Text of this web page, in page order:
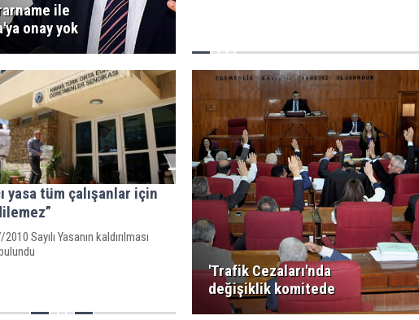
ile
onay yok
yasa tüm çalışanlar için
Sayılı Yasanın kaldırılması
'Trafik Cezaları'nda
değişiklik komitede